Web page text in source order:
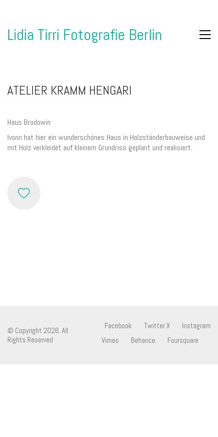
Lidia Tirri Fotografie Berlin
ATELIER KRAMM HENGARI
Haus Brodowin
Ivonn hat hier ein wunderschönes Haus in Holzständerbauweise und
mit Holz verkleidet auf kleinem Grundriss geplant und realisiert.
Facebook Twitter X
Instagram
Vimeo
Behance Foursquare
© Copyright 2026. All
Rights Reserved